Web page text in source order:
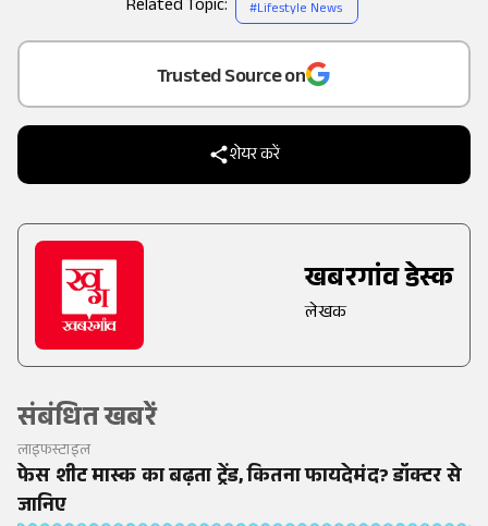
as a
Trusted Source on
शेयर करें
खबरगांव डेस्क
लेखक
संबंधित खबरें
लाइफस्टाइल
फेस शीट मास्क का बढ़ता ट्रेंड, कितना फायदेमंद? डॉक्टर से
जानिए
Related Topic: #Lifestyle News